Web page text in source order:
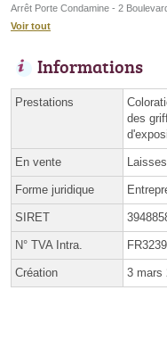
Arrêt Porte Condamine - 2
Voir tout
Informations
Prestations
des
En vente Laisses
Forme juridique
SIRET
N° TVA Intra.
Création 3 mars